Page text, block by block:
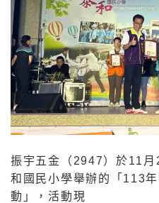
振宇五金（2947）於11
和國民小學舉辦的「113
動」，活動現